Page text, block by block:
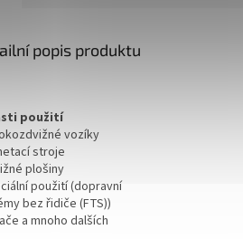
popis produktu
použití
vozíky
stroje
plošiny
použití (dopravní
bez řidiče (FTS))
a mnoho dalších